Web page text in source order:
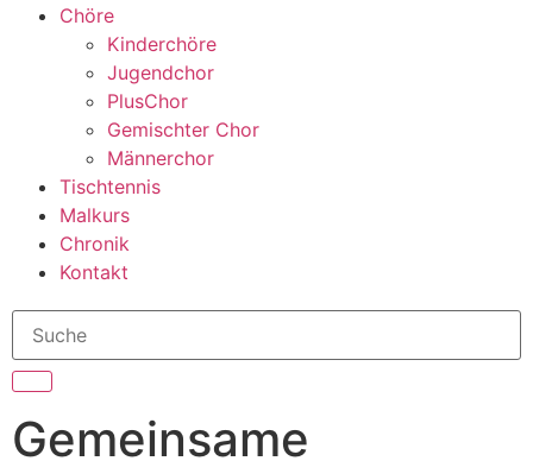
Chöre
Kinderchöre
Jugendchor
PlusChor
Gemischter Chor
Männerchor
Tischtennis
Malkurs
Chronik
Kontakt
Gemeinsame